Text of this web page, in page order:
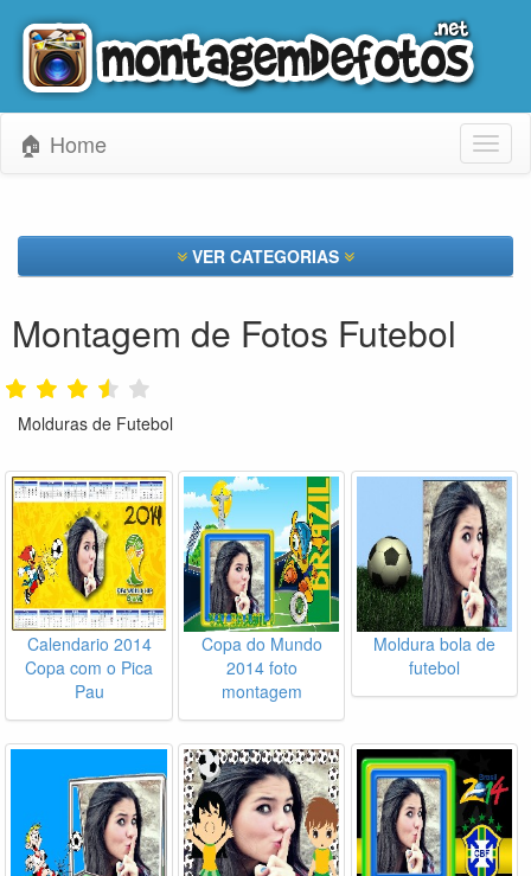
🏠 Home
VER CATEGORIAS
Montagem de Fotos Futebol
Molduras de Futebol
Calendario 2014
Copa com o Pica
Pau
Copa do Mundo
2014 foto
montagem
Moldura bola de
futebol